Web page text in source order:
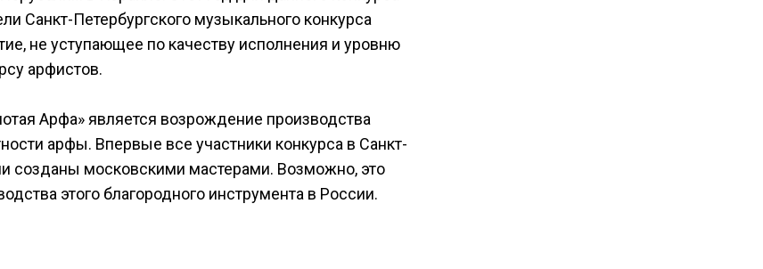
Санкт-Петербургского музыкального конкурса
не уступающее по качеству исполнения и уровню
арфистов.
Арфа» является возрождение производства
арфы. Впервые все участники конкурса в Санкт-
созданы московскими мастерами. Возможно, это
этого благородного инструмента в России.